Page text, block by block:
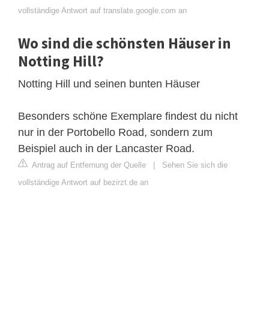
vollständige Antwort auf translate.google.com an
Wo sind die schönsten Häuser in
Notting Hill?
Notting Hill und seinen bunten Häuser
Besonders schöne Exemplare findest du nicht
nur in der Portobello Road, sondern zum
Beispiel auch in der Lancaster Road.
Antrag auf Entfernung der Quelle | Sehen Sie sich die
vollständige Antwort auf bezirzt.de an